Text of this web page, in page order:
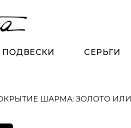
ПОДВЕСКИ СЕРЬГИ
ШАРМА: ЗОЛОТО ИЛИ